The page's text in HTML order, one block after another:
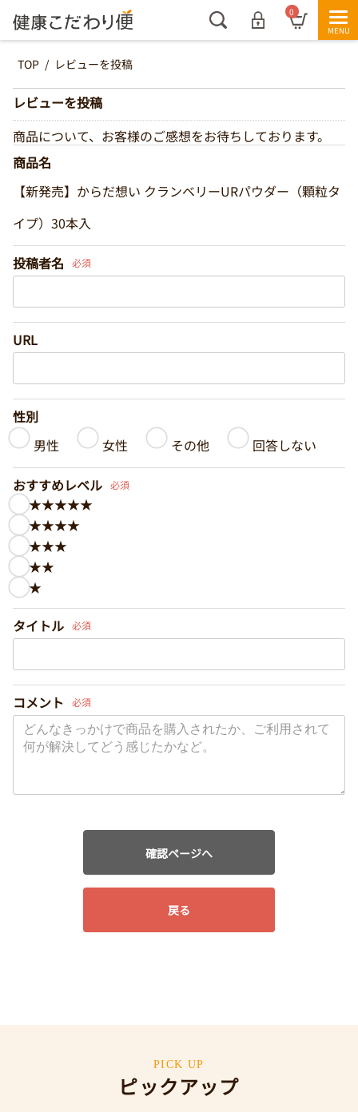
0
TOP / レビューを投稿
レビューを投稿
商品について、お客様のご感想をお待ちしております。
商品名
【新発売】からだ想い クランベリーURパウダー（顆粒タ
イプ）30本入
投稿者名 必須
URL
性別
男性
女性 その他 回答しない
おすすめレベル 必須
★★★★★
★★★★
★★★
★★
★
タイトル 必須
コメント 必須
確認ページへ
戻る
PICK UP
ピックアップ